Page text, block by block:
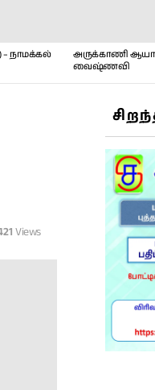
– நாமக்கல்
அருக்காணி ஆயா
வைஷ்ணவி
Views